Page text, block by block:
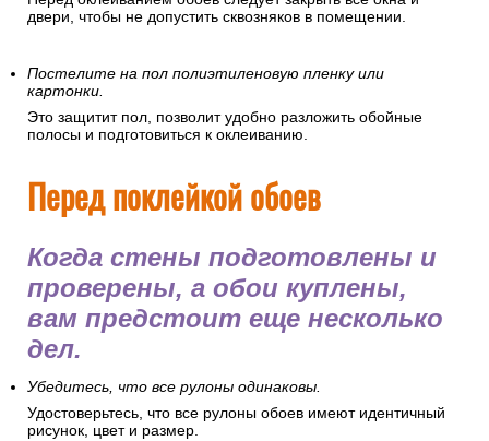
двери, чтобы не допустить сквозняков в помещении.
Постелите на пол полиэтиленовую пленку или
картонки.
Это защитит пол, позволит удобно разложить обойные
полосы и подготовиться к оклеиванию.
Перед поклейкой обоев
Когда стены подготовлены и
проверены, а обои куплены,
вам предстоит еще несколько
дел.
Убедитесь, что все рулоны одинаковы.
Удостоверьтесь, что все рулоны обоев имеют идентичный
рисунок, цвет и размер.